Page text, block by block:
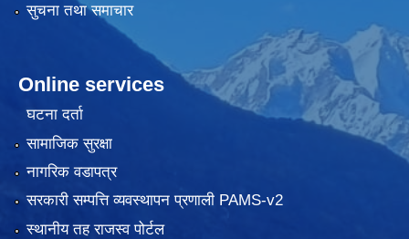
सुचना तथा समाचार
Online services
घटना दर्ता
सामाजिक सुरक्षा
नागरिक वडापत्र
सरकारी सम्पत्ति व्यवस्थापन प्रणाली PAMS-v2
स्थानीय तह राजस्व पोर्टल